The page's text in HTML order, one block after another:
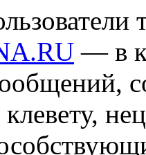
— в